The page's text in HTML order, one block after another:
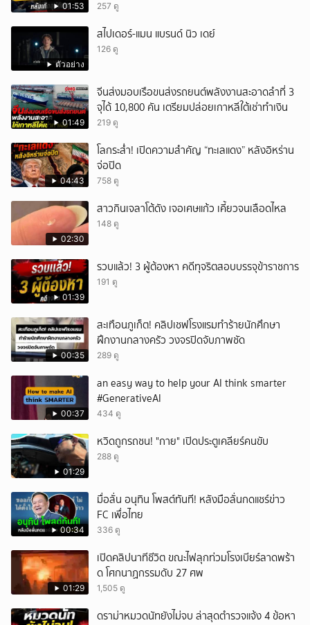
01:53 257 ดู
ตัวอย่าง
สไปเดอร์-แมน แบรนด์ นิว เดย์
126 ดู
01:49
จีนส่งมอบเรือขนส่งรถยนต์พลังงานสะอาดลำที่ 3
จุได้ 10,800 คัน เตรียมปล่อยเกาหลีใต้เช่าทำเงิน
219 ดู
04:43
โลกระส่ำ! เปิดความสำคัญ “ทะเลแดง” หลังอิหร่าน
จ่อปิด
758 ดู
02:30
สาวกินเจลาโต้ดัง เจอเศษแก้ว เคี้ยวจนเลือดไหล
148 ดู
01:39
รวบแล้ว! 3 ผู้ต้องหา คดีทุจริตสอบบรรจุข้าราชการ
191 ดู
00:35
สะเทือนภูเก็ต! คลิปเชฟโรงแรมทำร้ายนักศึกษา
ฝึกงานกลางครัว วงจรปิดจับภาพชัด
289 ดู
00:37
an easy way to help your AI think smarter
#GenerativeAI
434 ดู
01:29
หวิดถูกรถชน! "กาย" เปิดประตูเคลียร์คนขับ
288 ดู
00:34
มื่อลั่น อนุทิน โพสต์ทันที! หลังมือลั่นกดแชร์ข่าว
FC เพื่อไทย
336 ดู
01:29
เปิดคลิปนาทีชีวิต ขณะไฟลุกท่วมโรงเบียร์ลาดพร้า
ด โศกนาฏกรรมดับ 27 ศพ
1,505 ดู
ดราม่าหมวดนัทยังไม่จบ ล่าสุดตำรวจแจ้ง 4 ข้อหา